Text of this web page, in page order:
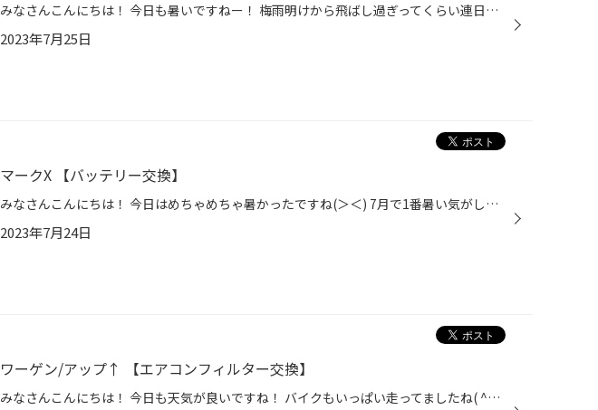
みなさんこんにちは！ 今日も暑いですねー！ 梅雨明けから飛ばし過ぎってくらい連日猛暑ですね(*´Д｀*) ◆◇本日はお知らせです◇◆ 今更ですが当店！ インスタグラムを始めましたー♪ まだ始めたばかりで投稿が少ないですがこれからどんどん 更新していきますので見てみてください(^^)
2023年7月25日
マークX 【バッテリー交換】
みなさんこんにちは！ 今日はめちゃめちゃ暑かったですね(＞＜) 7月で1番暑い気がします。 皆さま、熱中症にならないようにお気をつけてください。 本日ご紹介するのは、 マークX バッテリー交換 使用していたバッテリーです。 交換するバッテリーはこちら。 国内シェアNo.1 エコアール スタッフ中...
2023年7月24日
ワーゲン/アップ↑ 【エアコンフィルター交換】
みなさんこんにちは！ 今日も天気が良いですね！ バイクもいっぱい走ってましたね( ^ω^ ) 今日ご紹介するのはこちら！ フォルクスワーゲン アップ エアコンフィルター交換 になります！ オイル交換に来店していただいておりましたが安全点検を 実施したところ、エアコンフィルターが汚れており フィ...